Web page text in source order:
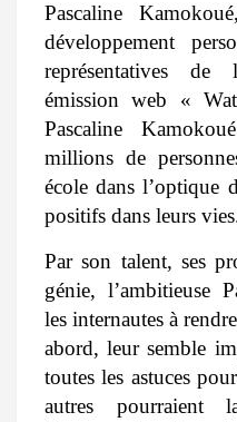
Pascaline
développement
représentatives de
émission web «
Pascaline
millions de
école dans l’optique
positifs dans leurs
Par son talent, ses
génie, l’ambitieuse
les internautes à
abord, leur semble
toutes les astuces
autres pourraient